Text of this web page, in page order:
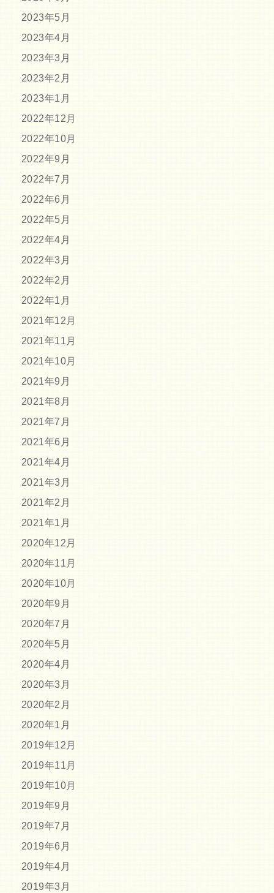
2023年5月
2023年4月
2023年3月
2023年2月
2023年1月
2022年12月
2022年10月
2022年9月
2022年7月
2022年6月
2022年5月
2022年4月
2022年3月
2022年2月
2022年1月
2021年12月
2021年11月
2021年10月
2021年9月
2021年8月
2021年7月
2021年6月
2021年4月
2021年3月
2021年2月
2021年1月
2020年12月
2020年11月
2020年10月
2020年9月
2020年7月
2020年5月
2020年4月
2020年3月
2020年2月
2020年1月
2019年12月
2019年11月
2019年10月
2019年9月
2019年7月
2019年6月
2019年4月
2019年3月